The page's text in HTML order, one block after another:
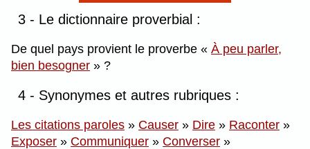
3 - Le dictionnaire proverbial :
De quel pays provient le proverbe
À peu parler,
bien besogner
?
4 - Synonymes et autres rubriques :
Les citations paroles » Causer » Dire » Raconter »
Exposer » Communiquer » Converser »